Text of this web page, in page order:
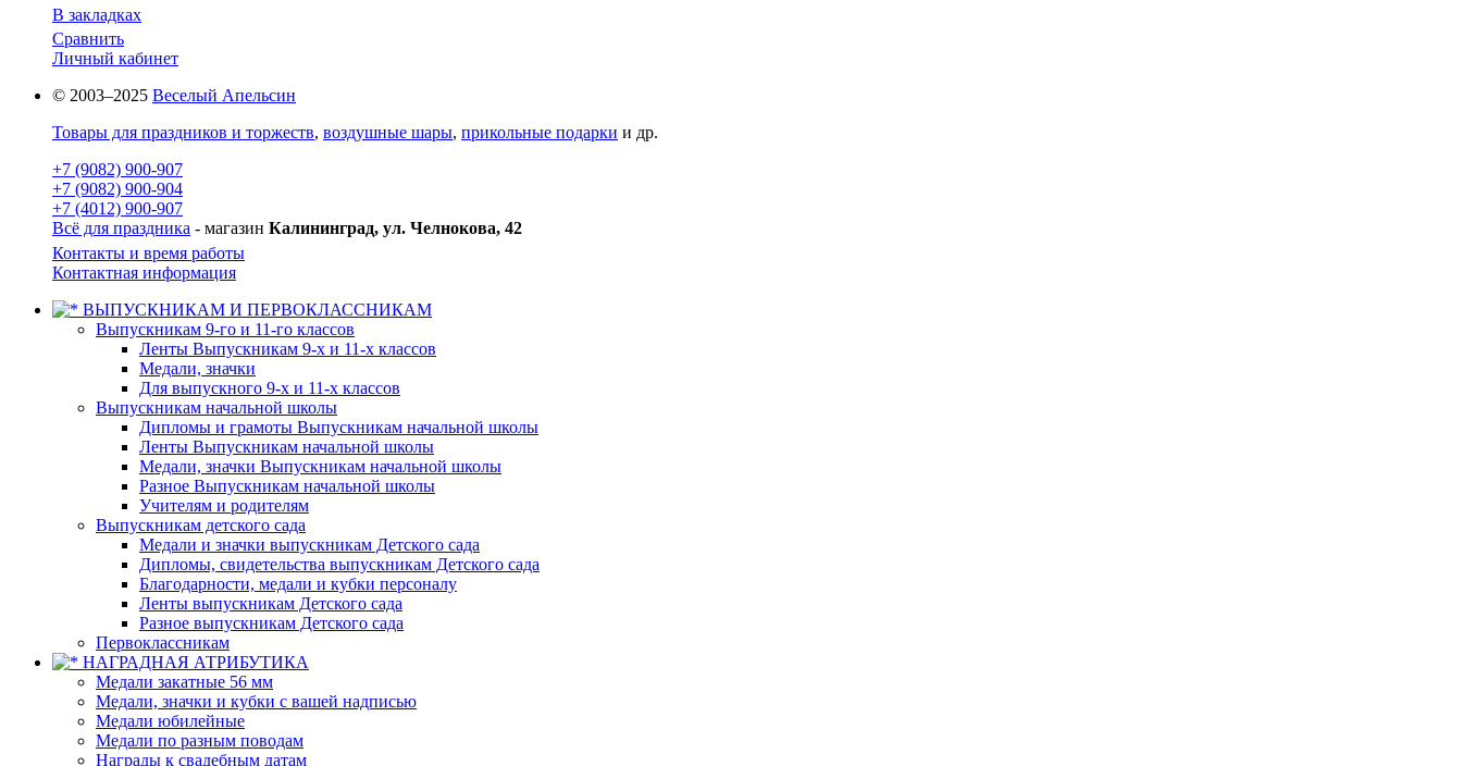
В закладках
Сравнить
Личный кабинет
© 2003–2025 Веселый Апельсин
Товары для праздников и торжеств, воздушные шары, прикольные подарки и др.
+7 (9082) 900-907
+7 (9082) 900-904
+7 (4012) 900-907
Всё для праздника - магазин Калининград, ул. Челнокова, 42
Контакты и время работы
Контактная информация
ВЫПУСКНИКАМ И ПЕРВОКЛАССНИКАМ
Выпускникам 9-го и 11-го классов
Ленты Выпускникам 9-х и 11-х классов
Медали, значки
Для выпускного 9-х и 11-х классов
Выпускникам начальной школы
Дипломы и грамоты Выпускникам начальной школы
Ленты Выпускникам начальной школы
Медали, значки Выпускникам начальной школы
Разное Выпускникам начальной школы
Учителям и родителям
Выпускникам детского сада
Медали и значки выпускникам Детского сада
Дипломы, свидетельства выпускникам Детского сада
Благодарности, медали и кубки персоналу
Ленты выпускникам Детского сада
Разное выпускникам Детского сада
Первоклассникам
НАГРАДНАЯ АТРИБУТИКА
Медали закатные 56 мм
Медали, значки и кубки с вашей надписью
Медали юбилейные
Медали по разным поводам
Награды к свадебным датам